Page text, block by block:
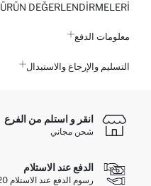
ÜRÜN DEĞERLENDİRMELERİ
معلومات الدفع
التسليم والإرجاع والاستبدال
انقر و استلم من الفرع
شحن مجاني
الدفع عند الاستلام
رسوم الدفع عند الاستلام 20 جنيه